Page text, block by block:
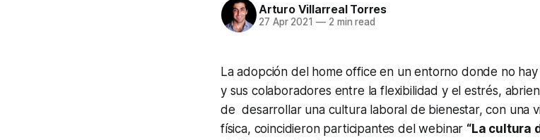
Arturo Villarreal Torres
27 Apr 2021 —2 min read
La adopción del home office en un entorno donde no
y sus colaboradores entre la flexibilidad y el estrés,
de desarrollar una cultura laboral de bienestar, con una
física, coincidieron participantes del webinar “La cultura